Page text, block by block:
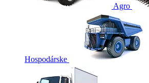
Agro
Hospodárske